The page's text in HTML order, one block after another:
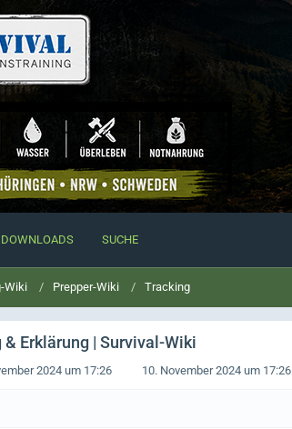
DOWNLOADS SUCHE
Wiki Prepper-Wiki Tracking
Erklärung | Survival-Wiki
2024 um 17:26 10. November 2024 um 17:26